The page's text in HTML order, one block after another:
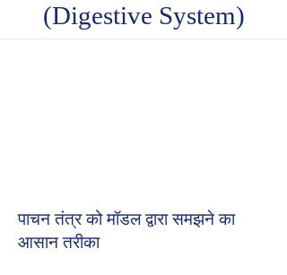
(Digestive System)
पाचन तंत्र को मॉडल द्वारा समझने का
आसान तरीका